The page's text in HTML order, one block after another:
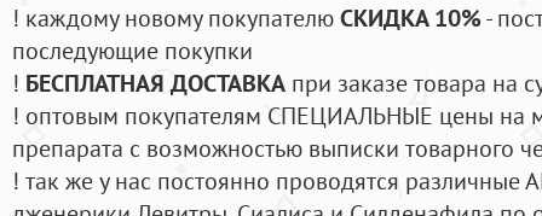
! каждому новому покупателюСКИДКА 10%-
последующие покупки
! БЕСПЛАТНАЯ ДОСТАВКА при заказе товара на
! оптовым покупателям СПЕЦИАЛЬНЫЕ цены на
препарата с возможностью выписки товарного
! так же у нас постоянно проводятся